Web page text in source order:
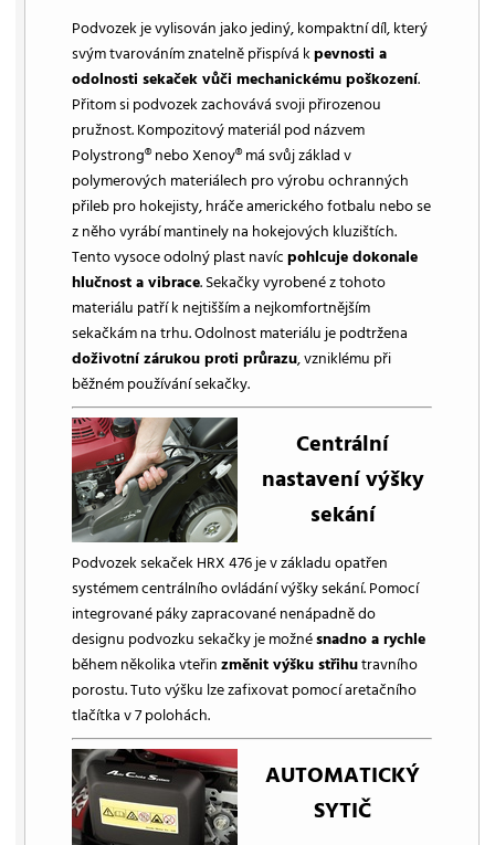
Podvozek je vylisován jako jediný, kompaktní díl, který
svým tvarováním znatelně přispívá kpevnosti a
odolnosti sekaček vůči mechanickému poškození.
Přitom si podvozek zachovává svoji přirozenou
pružnost. Kompozitový materiál pod názvem
Polystrong® nebo Xenoy® má svůj základ v
polymerových materiálech pro výrobu ochranných
přileb pro hokejisty, hráče amerického fotbalu nebo se
z něho vyrábí mantinely na hokejových kluzištích.
Tento vysoce odolný plast navícpohlcuje dokonale
hlučnost a vibrace. Sekačky vyrobené z tohoto
materiálu patří k nejtišším a nejkomfortnějším
sekačkám na trhu. Odolnost materiálu je podtržena
doživotní zárukou proti průrazu, vzniklému při
běžném používání sekačky.
Centrální
nastavení výšky
sekání
Podvozek sekaček HRX 476 je v základu opatřen
systémem centrálního ovládání výšky sekání. Pomocí
integrované páky zapracované nenápadně do
designu podvozku sekačky je možnésnadno a rychle
během několika vteřinzměnit výšku střihutravního
porostu. Tuto výšku lze zafixovat pomocí aretačního
tlačítka v 7 polohách.
AUTOMATICKÝ
SYTIČ